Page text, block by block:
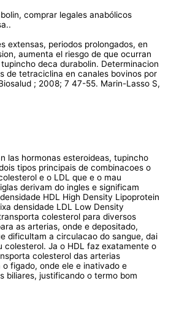
comprar legales anabólicos
extensas, periodos prolongados, en
aumenta el riesgo de que ocurran
deca durabolin. Determinacion
de tetraciclina en canales bovinos por
; 2008; 7 47-55. Marin-Lasso S,
las hormonas esteroideas, tupincho
tipos principais de combinacoes o
e o LDL que e o mau
derivam do ingles e significam
HDL High Density Lipoprotein
densidade LDL Low Density
colesterol para diversos
as arterias, onde e depositado,
dificultam a circulacao do sangue, dai
colesterol. Ja o HDL faz exatamente o
colesterol das arterias
figado, onde ele e inativado e
biliares, justificando o termo bom